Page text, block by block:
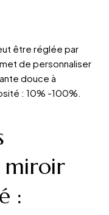
être réglée par
de personnaliser
douce à
: 10% -100%.
miroir
: